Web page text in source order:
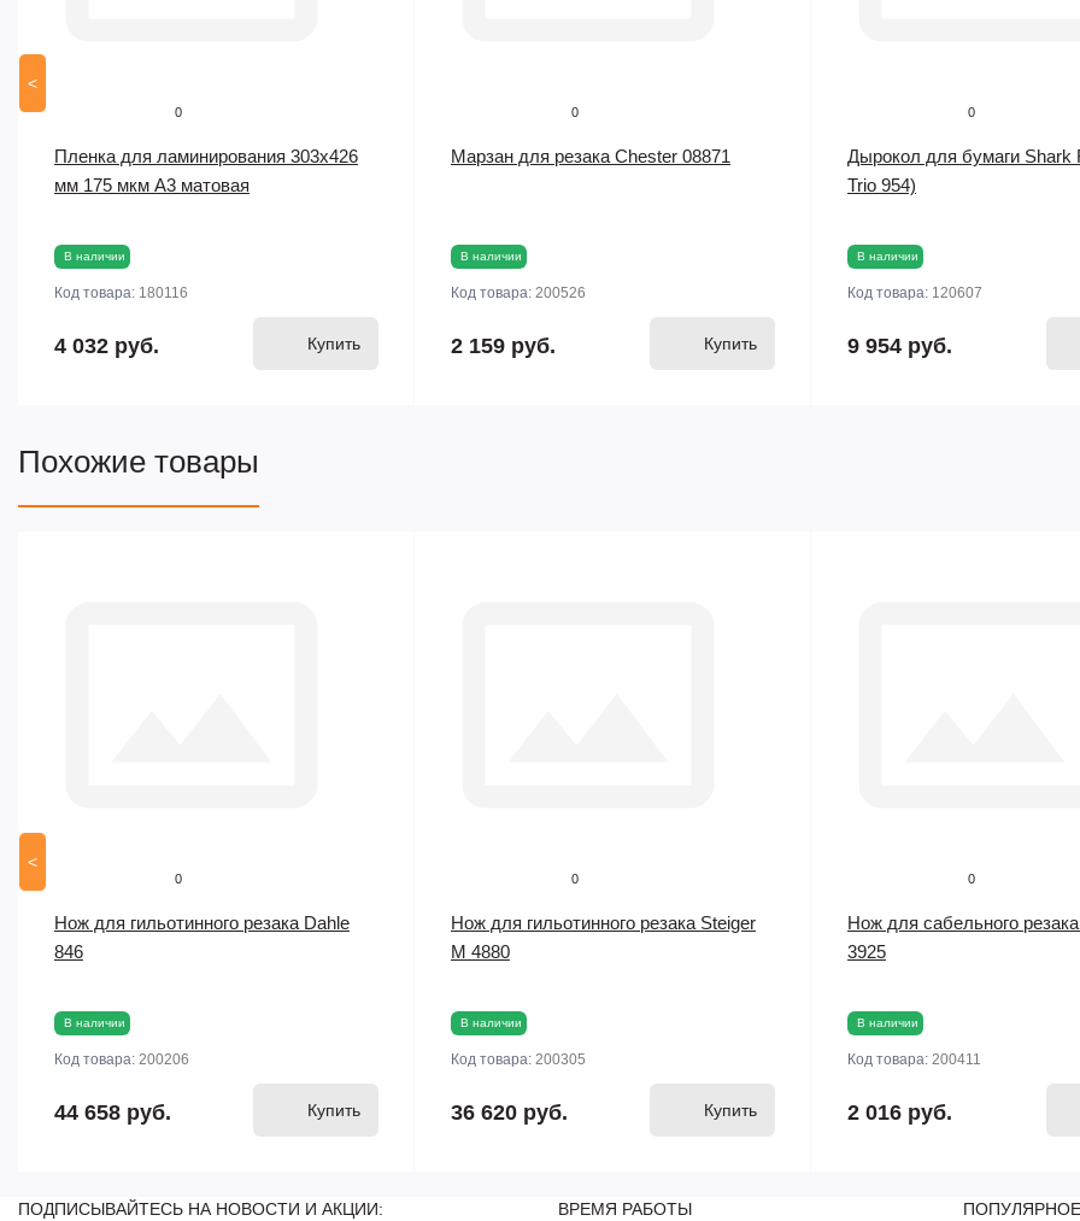
<
0
Пленка для ламинирования 303x426
мм 175 мкм А3 матовая
В наличии
Код товара: 180116
4 032 руб. Купить
0
Марзан для резака Chester 08871
В наличии
Код товара: 200526
2 159 руб. Купить
0
Дырокол для бумаги Shark
Trio 954)
В наличии
Код товара: 120607
9 954 руб.
Похожие товары
<
0
Нож для гильотинного резака Dahle
846
В наличии
Код товара: 200206
44 658 руб. Купить
0
Нож для гильотинного резака Steiger
M 4880
В наличии
Код товара: 200305
36 620 руб. Купить
0
Нож для сабельного
3925
В наличии
Код товара: 200411
2 016 руб.
ПОДПИСЫВАЙТЕСЬ НА НОВОСТИ И АКЦИИ: ВРЕМЯ РАБОТЫ ПОПУЛЯРНОЕ